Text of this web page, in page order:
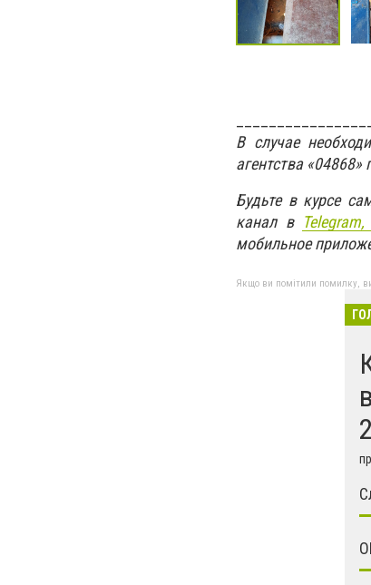
В случае
агентства
Будьте в курсе
канал в Telegram,
мобильное
Якщо ви помітили помилку,